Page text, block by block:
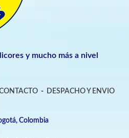
y mucho más a nivel
- DESPACHO Y ENVIO
Colombia